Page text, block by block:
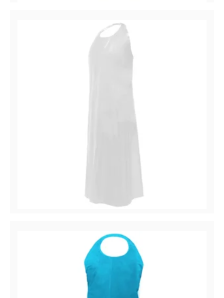
Delantal de polietileno (PE), 1 mil